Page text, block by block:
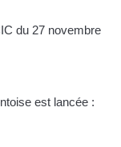
du 27 novembre
est lancée :